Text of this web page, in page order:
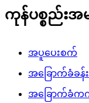
ကုန်ပစ္စည်းအ
အပူပေးစက်
အခြောက်ခံခန်း
အခြောက်ခံ